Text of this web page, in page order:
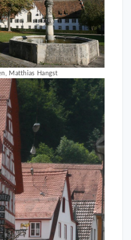
Matthias Hangst